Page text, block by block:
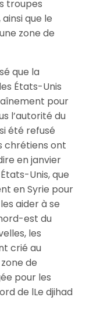
troupes
que le
zone de
que la
États-Unis
pour
l’autorité du
été refusé
chrétiens ont
en janvier
Unis, que
en Syrie pour
aider à se
est du
les
crié au
de
pour les
de lLe djihad